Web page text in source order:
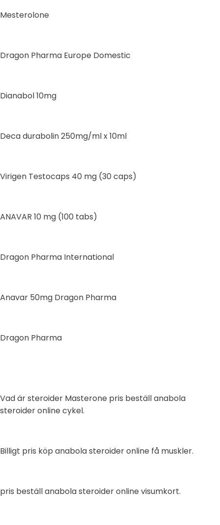
Mesterolone
Dragon Pharma Europe Domestic
Dianabol 10mg
Deca durabolin 250mg/ml x 10ml
Virigen Testocaps 40 mg (30 caps)
ANAVAR 10 mg (100 tabs)
Dragon Pharma International
Anavar 50mg Dragon Pharma
Dragon Pharma
Vad är steroider Masterone pris beställ anabola
steroider online cykel.
Billigt pris köp anabola steroider online få muskler.
pris beställ anabola steroider online visumkort.